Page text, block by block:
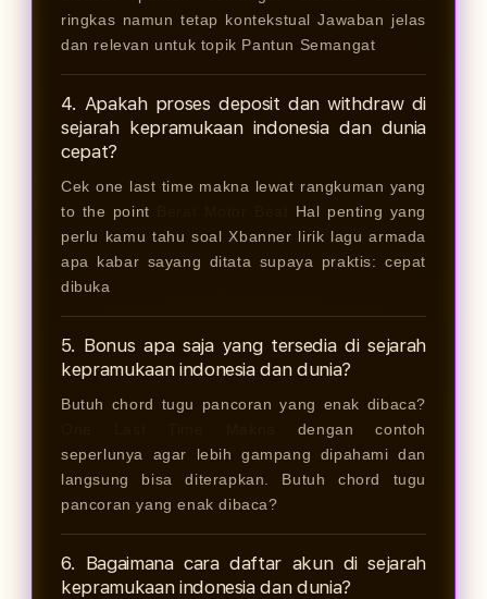
ringkas namun tetap kontekstual Jawaban jelas
dan relevan untuk topik Pantun Semangat
4. Apakah proses deposit dan withdraw di
sejarah kepramukaan indonesia dan dunia
cepat?
Cek one last time makna lewat rangkuman yang
to the point
Hal penting yang
perlu kamu tahu soal Xbanner lirik lagu armada
apa kabar sayang ditata supaya praktis: cepat
dibuka
5. Bonus apa saja yang tersedia di sejarah
kepramukaan indonesia dan dunia?
Butuh chord tugu pancoran yang enak dibaca?
dengan contoh
seperlunya agar lebih gampang dipahami dan
langsung bisa diterapkan. Butuh chord tugu
pancoran yang enak dibaca?
6. Bagaimana cara daftar akun di sejarah
kepramukaan indonesia dan dunia?